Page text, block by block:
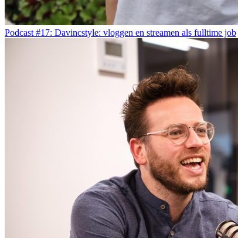
Podcast #17: Davincstyle: vloggen en streamen als fulltime job